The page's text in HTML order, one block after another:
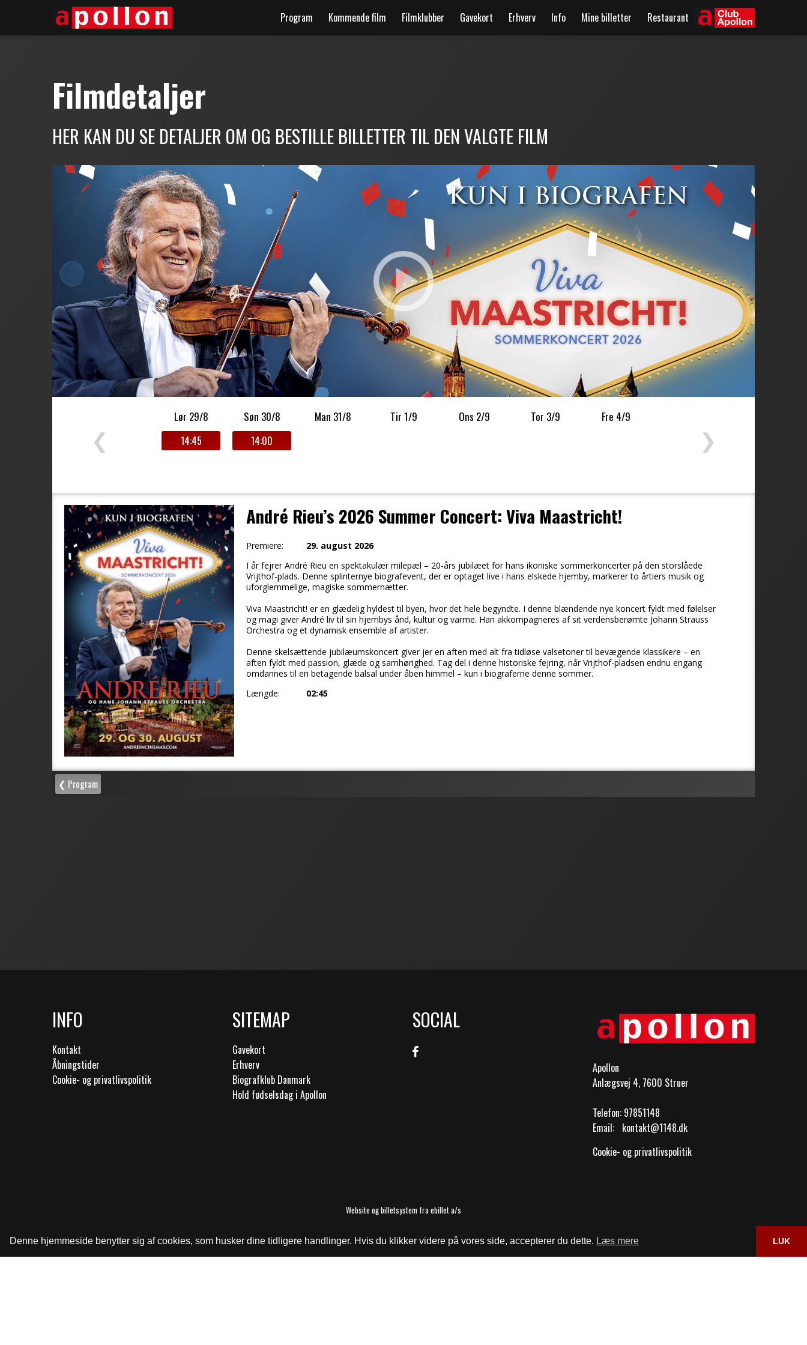
Denne hjemmeside benytter sig af cookies, som husker dine tidligere handlinger. Hvis du klikker videre på vores side, accepterer du dette. Læs mere LUK
Program Kommende film Filmklubber Gavekort Erhverv Info Mine billetter Restaurant
INFO
Kontakt
Åbningstider
Cookie- og privatlivspolitik
SITEMAP
Gavekort
Erhverv
Biografklub Danmark
Hold fødselsdag i Apollon
SOCIAL
Apollon
Anlægsvej 4, 7600 Struer
Telefon: 97851148
Email: kontakt@1148.dk
Cookie- og privatlivspolitik
Website og billetsystem fra ebillet a/s